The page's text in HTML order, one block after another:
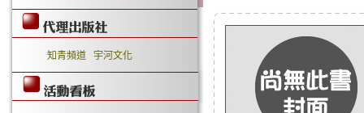
知青頻道 宇河文化